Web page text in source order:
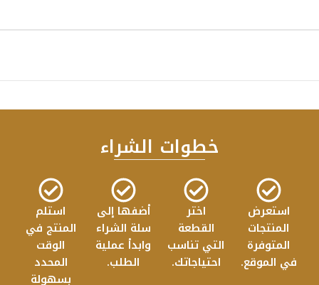
خطوات الشراء
استعرض
المنتجات
المتوفرة
في الموقع.
اختر
القطعة
التي تناسب
احتياجاتك.
أضفها إلى
سلة الشراء
وابدأ عملية
الطلب.
استلم
المنتج في
الوقت
المحدد
بسهولة